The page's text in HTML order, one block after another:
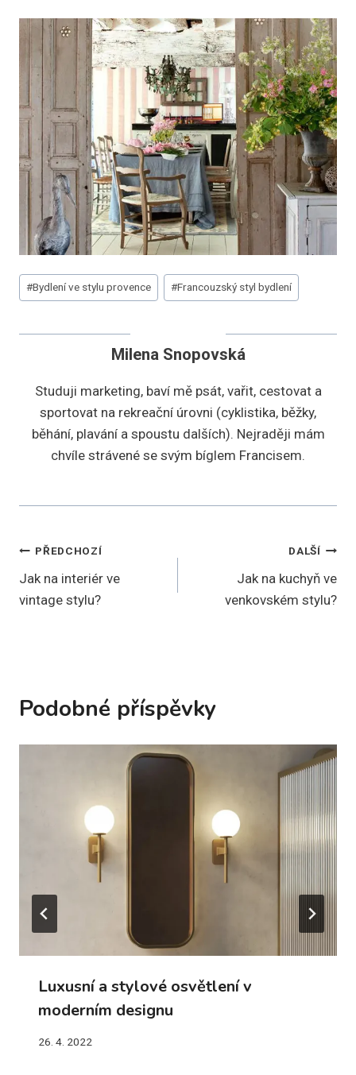
Štítky
příspěvků:
#Bydlení ve stylu provence #Francouzský styl bydlení
Milena Snopovská
Studuji marketing, baví mě psát, vařit, cestovat a
sportovat na rekreační úrovni (cyklistika, běžky,
běhání, plavání a spoustu dalších). Nejraději mám
chvíle strávené se svým bíglem Francisem.
Navigace
pro
PŘEDCHOZÍ
Jak na interiér ve
vintage stylu?
DALŠÍ
Jak na kuchyň ve
venkovském stylu?
Podobné příspěvky
Luxusní a stylové osvětlení v
moderním designu
26. 4. 2022